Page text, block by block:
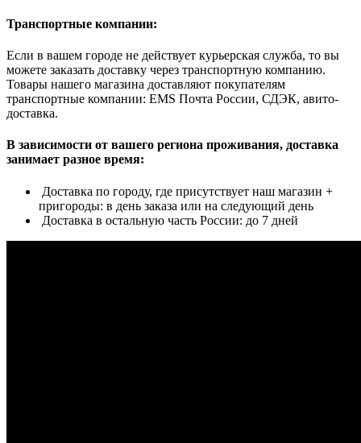
Транспортные компании:
Если в вашем городе не действует курьерская служба, то вы
можете заказать доставку через транспортную компанию.
Товары нашего магазина доставляют покупателям
транспортные компании: EMS Почта России, СДЭК, авито-
доставка.
В зависимости от вашего региона проживания, доставка
занимает разное время:
Доставка по городу, где присутствует наш магазин +
пригороды: в день заказа или на следующий день
Доставка в остальную часть России: до 7 дней